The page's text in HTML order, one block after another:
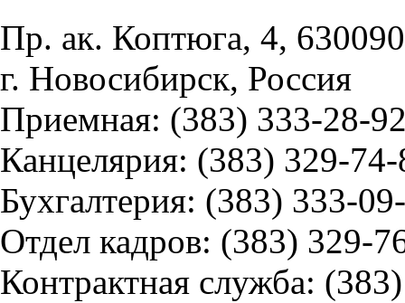
Пр. ак. Коптюга, 4,
г. Новосибирск, Россия
Приемная: (383) 333-28-
Канцелярия: (383) 329-
Бухгалтерия: (383) 333-
Отдел кадров: (383) 329-
Контрактная служба: